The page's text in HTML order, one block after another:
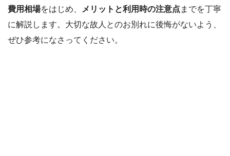
費用相場をはじめ、 メリットと利用時の注意点 までを丁寧
に解説します。大切な故人とのお別れに後悔がないよう、
ぜひ参考になさってください。